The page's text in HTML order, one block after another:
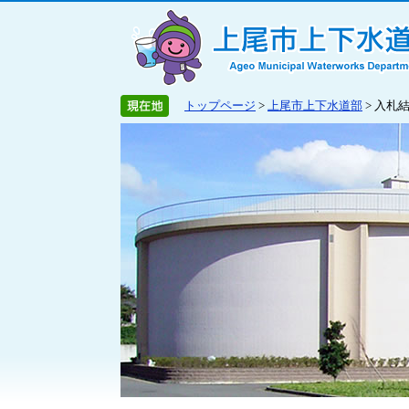
トップページ > 上尾市上下水道部 > 入札